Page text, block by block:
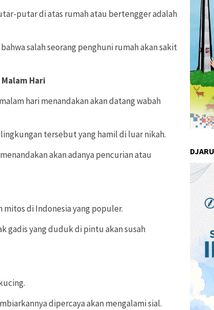
putar di atas rumah atau bertengger adalah
salah seorang penghuni rumah akan sakit
Hari
hari menandakan akan datang wabah
tersebut yang hamil di luar nikah.
akan adanya pencurian atau
di Indonesia yang populer.
gadis yang duduk di pintu akan susah
dipercaya akan mengalami sial.